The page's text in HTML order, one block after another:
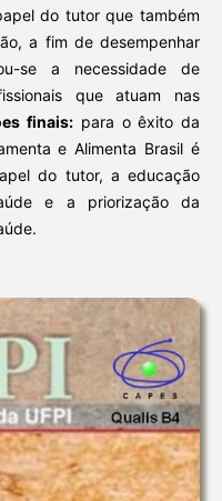
do tutor que também
a fim de desempenhar
se a necessidade de
que atuam nas
finais: para o êxito da
e Alimenta Brasil é
do tutor, a educação
e a priorização da